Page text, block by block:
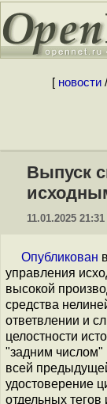
[ новости/
Выпуск
11.01.2025
Опубликован
управления
высокой
средства
ответвлении и
целостности
"задним числом"
всей
удостоверение
отдельных